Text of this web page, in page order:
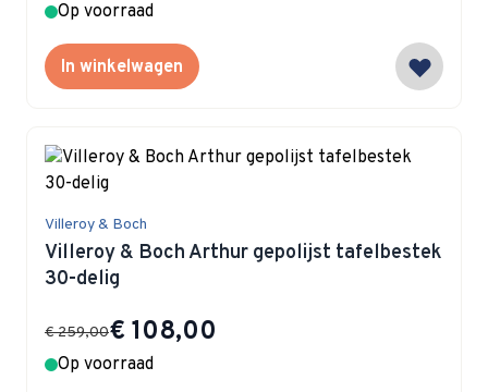
Op voorraad
In winkelwagen
Villeroy & Boch
Villeroy & Boch Arthur gepolijst tafelbestek
30-delig
Special Price
€ 108,00
€ 259,00
Op voorraad